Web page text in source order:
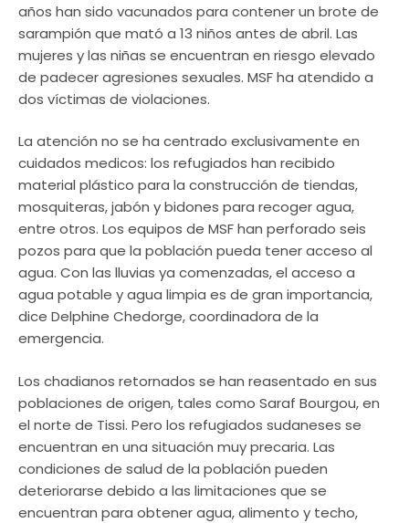
años han sido vacunados para contener un brote de
sarampión que mató a 13 niños antes de abril. Las
mujeres y las niñas se encuentran en riesgo elevado
de padecer agresiones sexuales. MSF ha atendido a
dos víctimas de violaciones.
La atención no se ha centrado exclusivamente en
cuidados medicos: los refugiados han recibido
material plástico para la construcción de tiendas,
mosquiteras, jabón y bidones para recoger agua,
entre otros. Los equipos de MSF han perforado seis
pozos para que la población pueda tener acceso al
agua. Con las lluvias ya comenzadas, el acceso a
agua potable y agua limpia es de gran importancia,
dice Delphine Chedorge, coordinadora de la
emergencia.
Los chadianos retornados se han reasentado en sus
poblaciones de origen, tales como Saraf Bourgou, en
el norte de Tissi. Pero los refugiados sudaneses se
encuentran en una situación muy precaria. Las
condiciones de salud de la población pueden
deteriorarse debido a las limitaciones que se
encuentran para obtener agua, alimento y techo,